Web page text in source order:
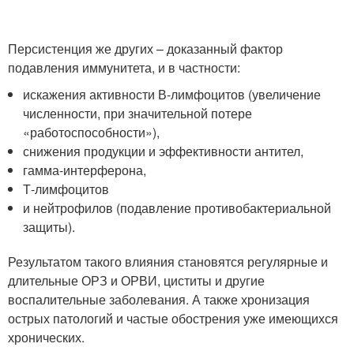
Персистенция же других – доказанный фактор
подавления иммунитета, и в частности:
искажения активности В-лимфоцитов (увеличение
численности, при значительной потере
«работоспособности»),
снижения продукции и эффективности антител,
гамма-интерферона,
Т-лимфоцитов
и нейтрофилов (подавление противобактериальной
защиты).
Результатом такого влияния становятся регулярные и
длительные ОРЗ и ОРВИ, циститы и другие
воспалительные заболевания. А также хронизация
острых патологий и частые обострения уже имеющихся
хронических.